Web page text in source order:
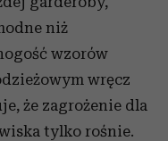
niż
wzorów
wręcz
że zagrożenie dla
tylko rośnie.